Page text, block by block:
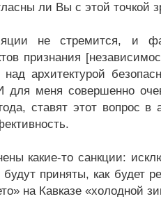
ли Вы с этой точкой
не стремится, и
признания
архитектурой
меня совершенно
ставят этот вопрос в
какие-то санкции:
приняты, как будет
на Кавказе «холодной